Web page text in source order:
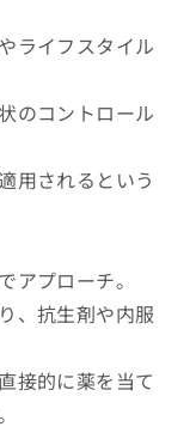
ライフスタイル
のコントロール
用されるという
アプローチ。
、抗生剤や内服
接的に薬を当て